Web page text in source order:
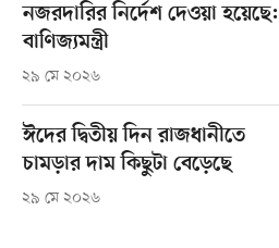
নজরদারির নির্দেশ দেওয়া হয়েছে:
বাণিজ্যমন্ত্রী
২৯ মে ২০২৬
ঈদের দ্বিতীয় দিন রাজধানীতে
চামড়ার দাম কিছুটা বেড়েছে
২৯ মে ২০২৬